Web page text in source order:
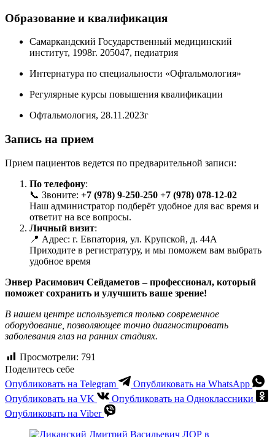
Образование и квалификация
Самаркандский Государственный медицинский
институт, 1998г. 205047, педиатрия
Интернатура по специальности «Офтальмология»
Регулярные курсы повышения квалификации
Офтальмология, 28.11.2023г
Запись на прием
Прием пациентов ведется по предварительной записи:
По телефону:
📞 Звоните: +7 (978) 9-250-250 +7 (978) 078-12-02
Наш администратор подберёт удобное для вас время и
ответит на все вопросы.
Личный визит:
📍 Адрес: г. Евпатория, ул. Крупской, д. 44А
Приходите в регистратуру, и мы поможем вам выбрать
удобное время
Энвер Расимович Сейдаметов – профессионал, который
поможет сохранить и улучшить ваше зрение!
В нашем центре используется только современное
оборудование, позволяющее точно диагностировать
заболевания глаз на ранних стадиях.
Просмотрели: 791
Поделитесь себе
Опубликовать на Telegram
Опубликовать на WhatsApp
Опубликовать на VK
Опубликовать на Одноклассники
Опубликовать на Viber